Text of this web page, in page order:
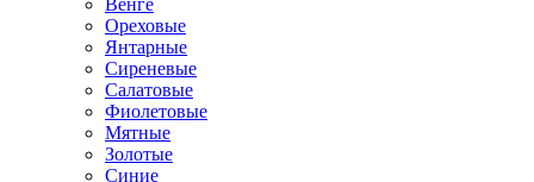
Венге
Ореховые
Янтарные
Сиреневые
Салатовые
Фиолетовые
Мятные
Золотые
Синие